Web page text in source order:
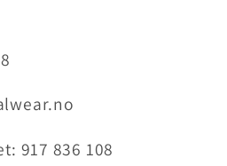
917 836 108